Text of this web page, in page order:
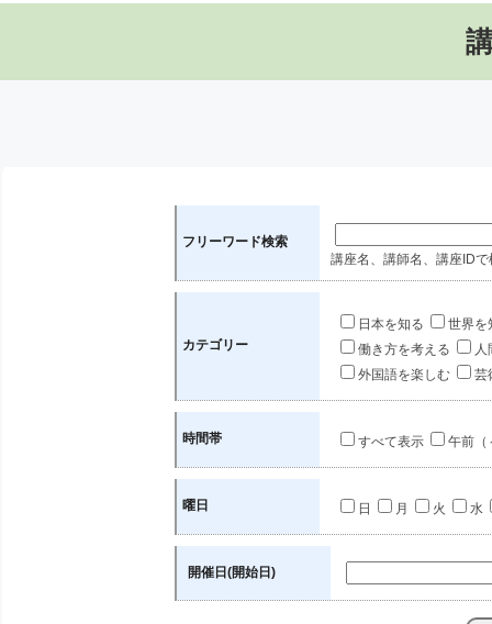
フリーワード検索
講座名、講師名、講座IDで
カテゴリー
日本を知る
世界を
働き方を考える
人
外国語を楽しむ
芸
時間帯 すべて表示 午前（
曜日 日 月 火 水
開催日(開始日)